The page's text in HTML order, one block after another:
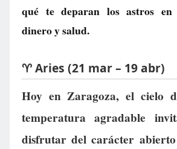
qué te deparan los astros en
dinero y salud.
♈ Aries (21 mar – 19 abr)
Hoy en Zaragoza, el cielo
temperatura agradable
disfrutar del carácter